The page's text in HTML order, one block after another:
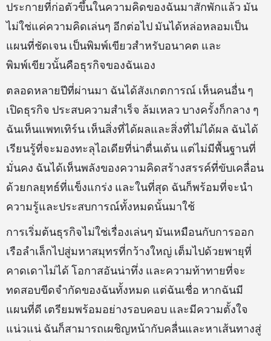
ประกายที่ก่อตัวขึ้นในความคิดของฉันมาสักพักแล้ว มัน
ไม่ใช่แค่ความคิดเล่นๆ อีกต่อไป มันได้หล่อหลอมเป็น
แผนที่ชัดเจน เป็นพิมพ์เขียวสำหรับอนาคต และ
พิมพ์เขียวนั้นคือธุรกิจของฉันเอง
ตลอดหลายปีที่ผ่านมา ฉันได้สังเกตการณ์ เห็นคนอื่น ๆ
เปิดธุรกิจ ประสบความสำเร็จ ล้มเหลว บางครั้งก็กลาง ๆ
ฉันเห็นแพทเทิร์น เห็นสิ่งที่ได้ผลและสิ่งที่ไม่ได้ผล ฉันได้
เรียนรู้ที่จะมองทะลุไอเดียที่น่าตื่นเต้น แต่ไม่มีพื้นฐานที่
มั่นคง ฉันได้เห็นพลังของความคิดสร้างสรรค์ที่ขับเคลื่อน
ด้วยกลยุทธ์ที่แข็งแกร่ง และในที่สุด ฉันก็พร้อมที่จะนำ
ความรู้และประสบการณ์ทั้งหมดนั้นมาใช้
การเริ่มต้นธุรกิจไม่ใช่เรื่องเล่นๆ มันเหมือนกับการออก
เรือลำเล็กไปสู่มหาสมุทรที่กว้างใหญ่ เต็มไปด้วยพายุที่
คาดเดาไม่ได้ โอกาสอันน่าทึ่ง และความท้าทายที่จะ
ทดสอบขีดจำกัดของฉันทั้งหมด แต่ฉันเชื่อ หากฉันมี
แผนที่ดี เตรียมพร้อมอย่างรอบคอบ และมีความตั้งใจ
แน่วแน่ ฉันก็สามารถเผชิญหน้ากับคลื่นและหาเส้นทางสู่